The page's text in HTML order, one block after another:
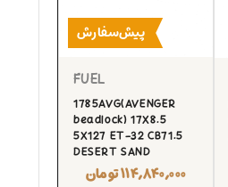
پیش‌سفارش
FUEL
1785AVG(AVENGER
beadlock) 17X8.5
5X127 ET-32 CB71.5
DESERT SAND
۱۱۴,۸۴۰,۰۰۰تومان